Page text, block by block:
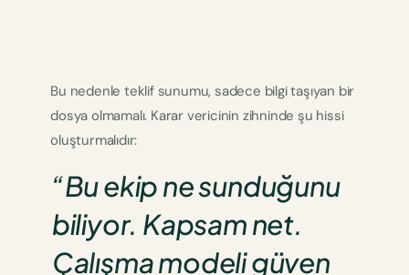
Bu nedenle teklif sunumu, sadece bilgi taşıyan bir
dosya olmamalı. Karar vericinin zihninde şu hissi
oluşturmalıdır:
“Bu ekip ne sunduğunu
biliyor. Kapsam net.
Çalışma modeli güven